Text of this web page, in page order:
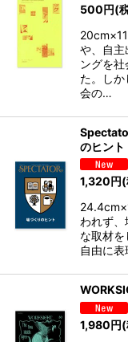
500円(
や、自主
ングを
た。し
会の…
のヒント
1,320円
われず
な取材
自由に
1,980円